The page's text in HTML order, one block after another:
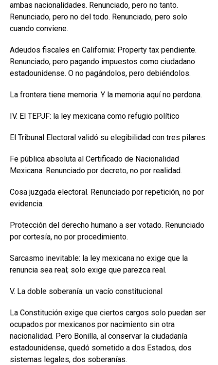
ambas nacionalidades. Renunciado, pero no tanto.
Renunciado, pero no del todo. Renunciado, pero solo
cuando conviene.
Adeudos fiscales en California: Property tax pendiente.
Renunciado, pero pagando impuestos como ciudadano
estadounidense. O no pagándolos, pero debiéndolos.
La frontera tiene memoria. Y la memoria aquí no perdona.
IV. El TEPJF: la ley mexicana como refugio político
El Tribunal Electoral validó su elegibilidad con tres pilares:
Fe pública absoluta al Certificado de Nacionalidad
Mexicana. Renunciado por decreto, no por realidad.
Cosa juzgada electoral. Renunciado por repetición, no por
evidencia.
Protección del derecho humano a ser votado. Renunciado
por cortesía, no por procedimiento.
Sarcasmo inevitable: la ley mexicana no exige que la
renuncia sea real; solo exige que parezca real.
V. La doble soberanía: un vacío constitucional
La Constitución exige que ciertos cargos solo puedan ser
ocupados por mexicanos por nacimiento sin otra
nacionalidad. Pero Bonilla, al conservar la ciudadanía
estadounidense, quedó sometido a dos Estados, dos
sistemas legales, dos soberanías.